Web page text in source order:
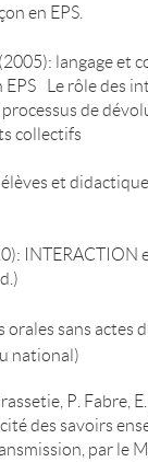
en EPS.
langage et
EPS Le rôle des
de
collectifs
et
INTERACTION
sans actes
national)
P. Fabre,
des savoirs
par le